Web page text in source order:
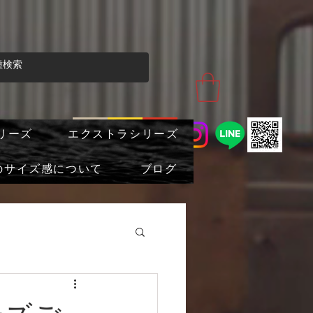
ーズ エクストラシリーズ
サイズ感について ブログ